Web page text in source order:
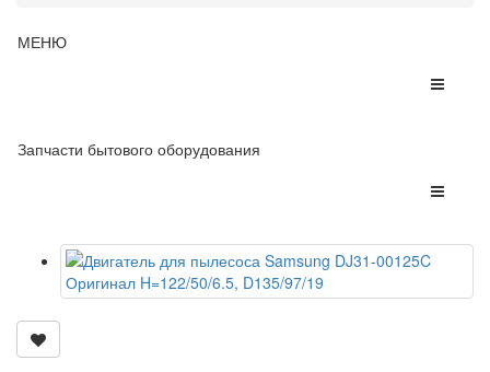
МЕНЮ
Запчасти бытового оборудования